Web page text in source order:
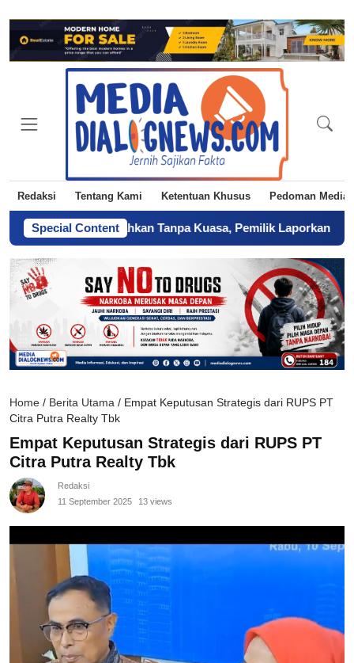
Redaksi Tentang Kami Ketentuan Khusus Pedoman Media
Special Content
Diserahkan Tanpa Kuasa, Pemilik Laporkan BPN
Home / Berita Utama / Empat Keputusan Strategis dari RUPS PT
Citra Putra Realty Tbk
Empat Keputusan Strategis dari RUPS PT
Citra Putra Realty Tbk
Redaksi
11 September 2025
13 views